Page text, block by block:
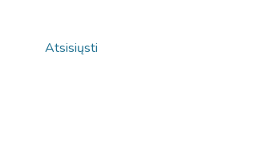
Atsisiųsti